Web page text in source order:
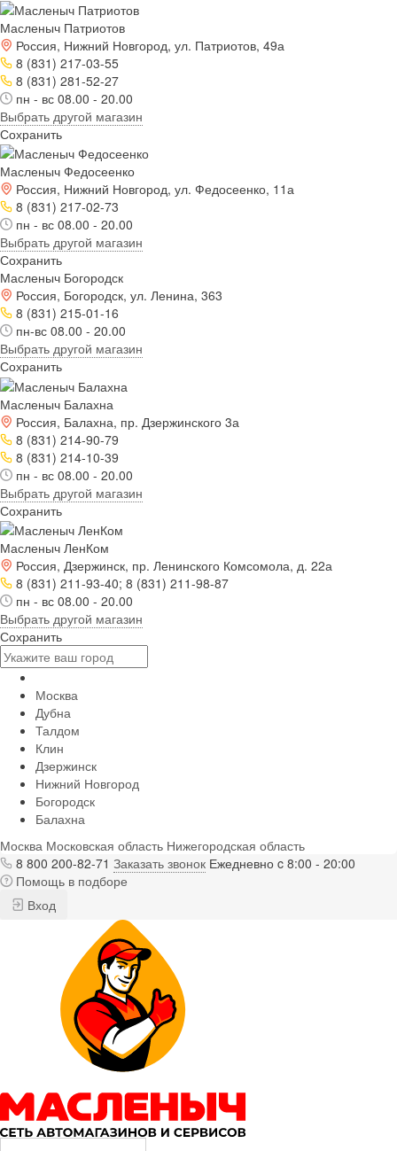
Масленыч Патриотов
Россия, Нижний Новгород, ул. Патриотов, 49а
8 (831) 217-03-55
8 (831) 281-52-27
пн - вс 08.00 - 20.00
Выбрать другой магазин
Сохранить
Масленыч Федосеенко
Россия, Нижний Новгород, ул. Федосеенко, 11а
8 (831) 217-02-73
пн - вс 08.00 - 20.00
Выбрать другой магазин
Сохранить
Масленыч Богородск
Россия, Богородск, ул. Ленина, 363
8 (831) 215-01-16
пн-вс 08.00 - 20.00
Выбрать другой магазин
Сохранить
Масленыч Балахна
Россия, Балахна, пр. Дзержинского 3а
8 (831) 214-90-79
8 (831) 214-10-39
пн - вс 08.00 - 20.00
Выбрать другой магазин
Сохранить
Масленыч ЛенКом
Россия, Дзержинск, пр. Ленинского Комсомола, д. 22а
8 (831) 211-93-40; 8 (831) 211-98-87
пн - вс 08.00 - 20.00
Выбрать другой магазин
Сохранить
Москва
Дубна
Талдом
Клин
Дзержинск
Нижний Новгород
Богородск
Балахна
Москва Московская область Нижегородская область
8 800 200-82-71 Заказать звонок Ежедневно c 8:00 - 20:00
Помощь в подборе
Вход